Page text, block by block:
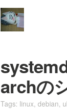
archの
Tags: linux, debian,